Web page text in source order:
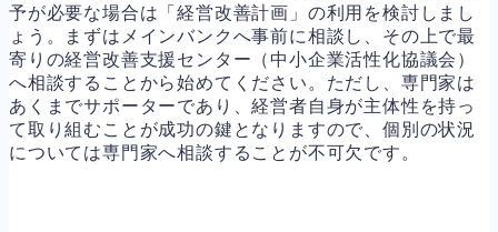
予が必要な場合は「経営改善計画」の利用を検討しまし
ょう。まずはメインバンクへ事前に相談し、その上で最
寄りの経営改善支援センター（中小企業活性化協議会）
へ相談することから始めてください。ただし、専門家は
あくまでサポーターであり、経営者自身が主体性を持っ
て取り組むことが成功の鍵となりますので、個別の状況
については専門家へ相談することが不可欠です。